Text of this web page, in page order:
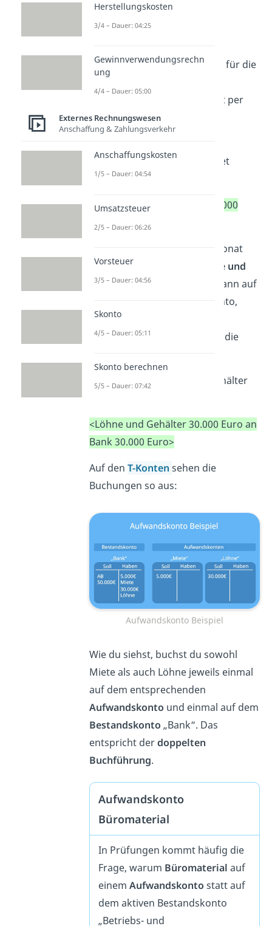
Aufwandskonto
Beispiel
Deine Firma „Putzblitz“ muss für die
bezahlen. Die Zahlung erfolgt per
Banküberweisung
Aufwandskonto „Miete“ lautet
dann:
<Miete 5.000 Euro an Bank 5.000
Euro>
Zusätzlich fallen im selben Monat
auch noch 30.000 € für
Löhne und
Gehälteran. Die buchst du dann auf
Aufwandskonto,
nämlich dem für „Löhne und
Gehälter“. Das erleichtert dir die
Für das Konto Löhne und Gehälter
<Löhne und Gehälter 30.000 Euro an
Bank 30.000 Euro>
Auf denT-Konten sehen die
Buchungen so aus:
Aufwandskonto Beispiel
Wie du siehst, buchst du sowohl
Miete als auch Löhne jeweils einmal
auf dem entsprechenden
Aufwandskonto und einmal auf dem
Bestandskonto „Bank“. Das
entspricht derdoppelten
Buchführung.
Aufwandskonto
Büromaterial
In Prüfungen kommt häufig die
Frage, warum Büromaterial auf
einemAufwandskonto statt auf
dem aktiven Bestandskonto
„Betriebs- und
Herstellungskosten
3/4 – Dauer: 04:25
Gewinnverwendungsrechn
ung
4/4 – Dauer: 05:00
Externes Rechnungswesen
Anschaffung & Zahlungsverkehr
Anschaffungskosten
1/5 – Dauer: 04:54
Umsatzsteuer
2/5 – Dauer: 06:26
Vorsteuer
3/5 – Dauer: 04:56
Skonto
4/5 – Dauer: 05:11
Skonto berechnen
5/5 – Dauer: 07:42